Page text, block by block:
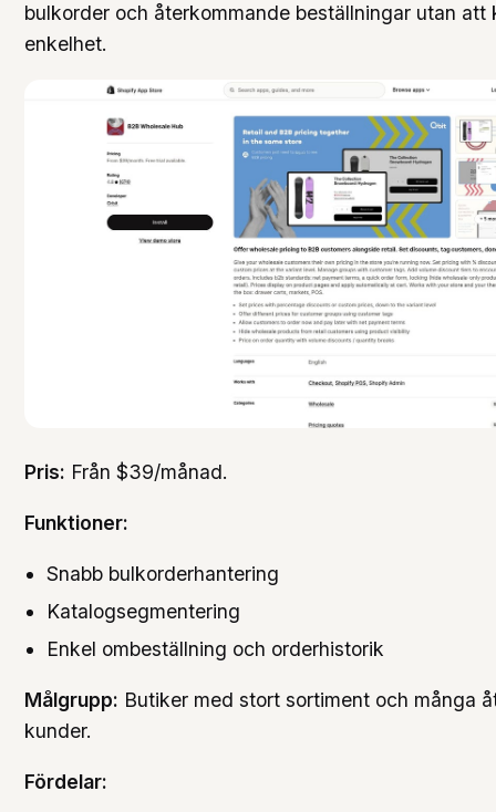
bulkorder och återkommande beställningar utan att
enkelhet.
Pris: Från $39/månad.
Funktioner:
Snabb bulkorderhantering
Katalogsegmentering
Enkel ombeställning och orderhistorik
Målgrupp: Butiker med stort sortiment och många
kunder.
Fördelar: